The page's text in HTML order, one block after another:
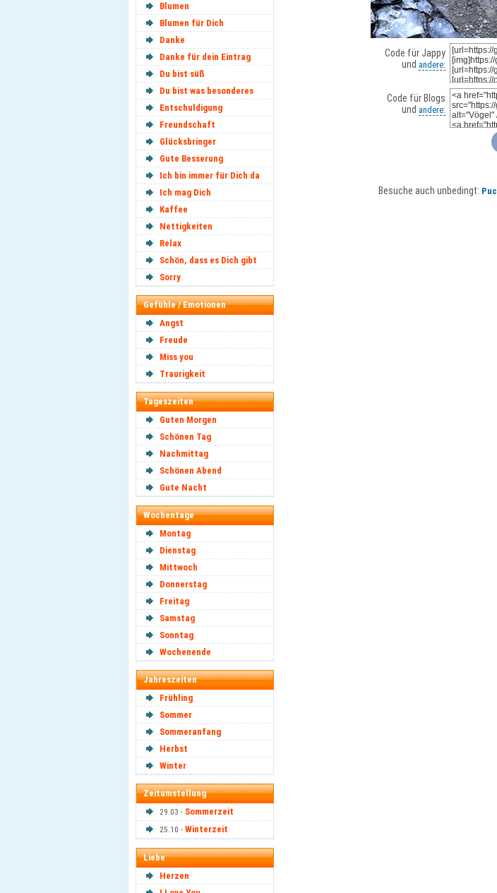
Blumen
Blumen für Dich
Danke
Danke für dein Eintrag
Du bist süß
Du bist was besonderes
Entschuldigung
Freundschaft
Glücksbringer
Gute Besserung
Ich bin immer für Dich da
Ich mag Dich
Kaffee
Nettigkeiten
Relax
Schön, dass es Dich gibt
Sorry
Gefühle / Emotionen
Angst
Freude
Miss you
Traurigkeit
Tageszeiten
Guten Morgen
Schönen Tag
Nachmittag
Schönen Abend
Gute Nacht
Wochentage
Montag
Dienstag
Mittwoch
Donnerstag
Freitag
Samstag
Sonntag
Wochenende
Jahreszeiten
Frühling
Sommer
Sommeranfang
Herbst
Winter
Zeitumstellung
29.03 - Sommerzeit
25.10 - Winterzeit
Liebe
Herzen
Code für Jappy
und andere:
Code für Blogs
und andere:
Besuche auch unbedingt: